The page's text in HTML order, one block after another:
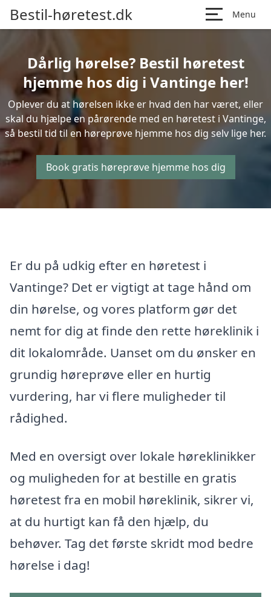
Bestil-høretest.dk Menu
Dårlig hørelse? Bestil høretest
hjemme hos dig i Vantinge her!
Oplever du at hørelsen ikke er hvad den har været, eller
skal du hjælpe en pårørende med en høretest i Vantinge,
så bestil tid til en høreprøve hjemme hos dig selv lige her.
Book gratis høreprøve hjemme hos dig
Er du på udkig efter en høretest i
Vantinge? Det er vigtigt at tage hånd om
din hørelse, og vores platform gør det
nemt for dig at finde den rette høreklinik i
dit lokalområde. Uanset om du ønsker en
grundig høreprøve eller en hurtig
vurdering, har vi flere muligheder til
rådighed.
Med en oversigt over lokale høreklinikker
og muligheden for at bestille en gratis
høretest fra en mobil høreklinik, sikrer vi,
at du hurtigt kan få den hjælp, du
behøver. Tag det første skridt mod bedre
hørelse i dag!